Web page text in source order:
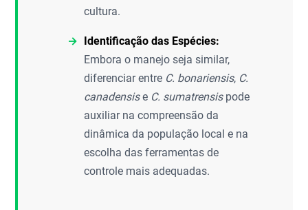
cultura.
Identificação das Espécies:
Embora o manejo seja similar,
diferenciar entre C. bonariensis, C.
canadensise C. sumatrensispode
auxiliar na compreensão da
dinâmica da população local e na
escolha das ferramentas de
controle mais adequadas.